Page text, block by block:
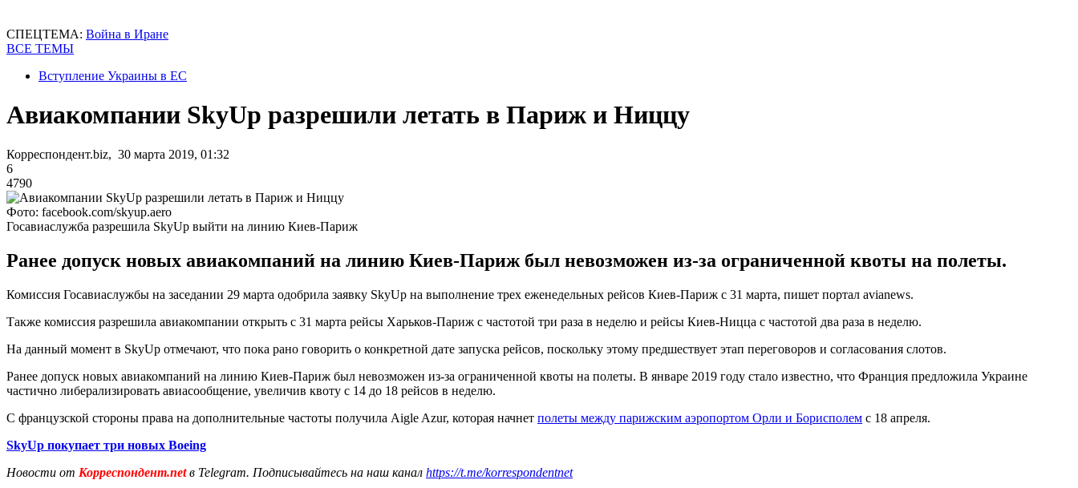
СПЕЦТЕМА: Война в Иране
ВСЕ ТЕМЫ
Вступление Украины в ЕС
Авиакомпании SkyUp разрешили летать в Париж и Ниццу
Корреспондент.biz, 30 марта 2019, 01:32
6
4790
Фото: facebook.com/skyup.aero
Госавиаслужба разрешила SkyUp выйти на линию Киев-Париж
Ранее допуск новых авиакомпаний на линию Киев-Париж был невозможен из-за ограниченной квоты на полеты.
Комиссия Госавиаслужбы на заседании 29 марта одобрила заявку SkyUp на выполнение трех еженедельных рейсов Киев-Париж с 31 марта, пишет портал avianews.
Также комиссия разрешила авиакомпании открыть с 31 марта рейсы Харьков-Париж с частотой три раза в неделю и рейсы Киев-Ницца с частотой два раза в неделю.
На данный момент в SkyUp отмечают, что пока рано говорить о конкретной дате запуска рейсов, поскольку этому предшествует этап переговоров и согласования слотов.
Ранее допуск новых авиакомпаний на линию Киев-Париж был невозможен из-за ограниченной квоты на полеты. В январе 2019 году стало известно, что Франция предложила Украине
частично либерализировать авиасообщение, увеличив квоту с 14 до 18 рейсов в неделю.
С французской стороны права на дополнительные частоты получила Aigle Azur, которая начнет полеты между парижским аэропортом Орли и Борисполем с 18 апреля.
SkyUp покупает три новых Boeing
Новости от Корреспондент.netв Telegram. Подписывайтесь на наш канал https://t.me/korrespondentnet